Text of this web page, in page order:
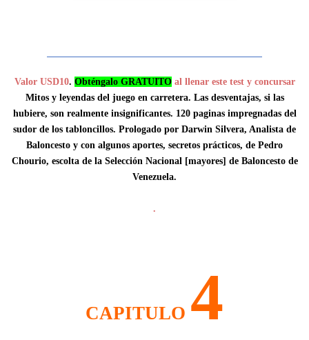
Valor USD10. Obténgalo GRATUITO al llenar este test y concursar
Mitos y leyendas del juego en carretera. Las desventajas, si las
hubiere, son realmente insignificantes. 120 paginas impregnadas del
sudor de los tabloncillos. Prologado por Darwin Silvera, Analista de
Baloncesto y con algunos aportes, secretos prácticos, de Pedro
Chourio, escolta de la Selección Nacional [mayores] de Baloncesto de
Venezuela.
.
CAPITULO 4